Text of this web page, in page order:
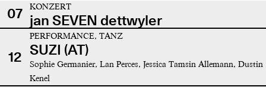
07
KONZERT
jan SEVEN dettwyler
12
PERFORMANCE, TANZ
SUZI (AT)
Sophie Germanier, Lan Perces, Jessica Tamsin Allemann, Dustin
Kenel